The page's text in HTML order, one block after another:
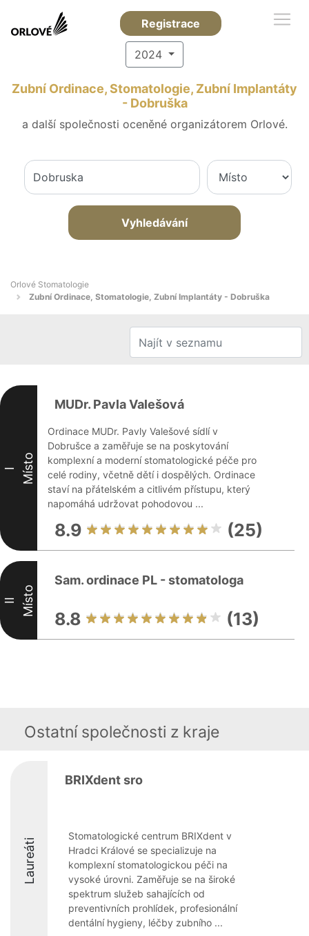
Registrace
2024
Zubní Ordinace, Stomatologie, Zubní Implantáty
- Dobruška
a další společnosti oceněné organizátorem Orlové.
Vyhledávání
Orlové Stomatologie
Zubní Ordinace, Stomatologie, Zubní Implantáty - Dobruška
I Místo
MUDr. Pavla Valešová
Ordinace MUDr. Pavly Valešové sídlí v
Dobrušce a zaměřuje se na poskytování
komplexní a moderní stomatologické péče pro
celé rodiny, včetně dětí i dospělých. Ordinace
staví na přátelském a citlivém přístupu, který
napomáhá udržovat pohodovou ...
8.9 (25)
II Místo
Sam. ordinace PL - stomatologa
8.8 (13)
Ostatní společnosti z kraje
Laureáti
BRIXdent sro
Stomatologické centrum BRIXdent v
Hradci Králové se specializuje na
komplexní stomatologickou péči na
vysoké úrovni. Zaměřuje se na široké
spektrum služeb sahajících od
preventivních prohlídek, profesionální
dentální hygieny, léčby zubního ...